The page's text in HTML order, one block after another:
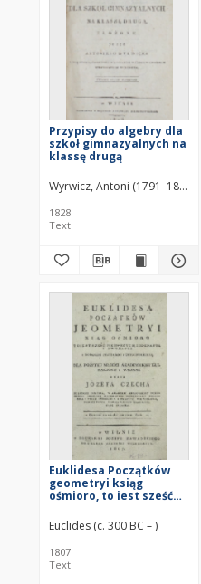
Przypisy do algebry dla
szkoł gimnazyalnych na
klassę drugą
Wyrwicz, Antoni (1791–1865)
1828
Text
Euklidesa Początków
geometryi ksiąg
ośmioro, to iest sześć
dwunasta z dodanemi
przypisami i
trygonometryą dla
pożytku młodzi
akademickiey
Euclides (c. 300 BC – )
1807
Text